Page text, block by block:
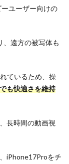
ユーザー向けの
、遠方の被写体も
ているため、操
も快適さを維持
長時間の動画視
iPhone17Proをチ